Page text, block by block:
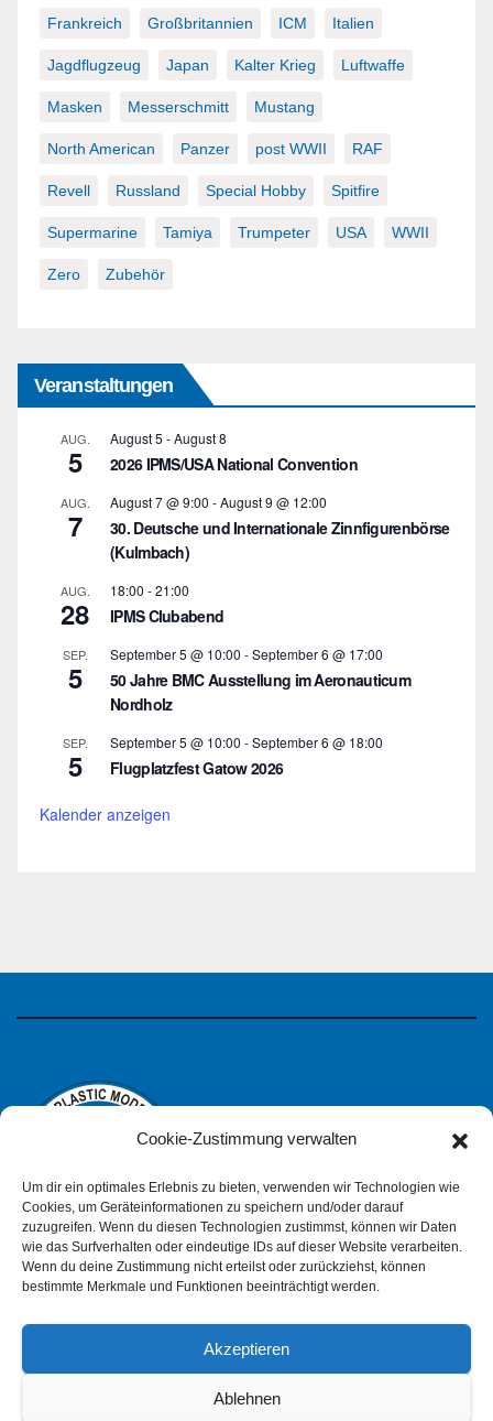
Cookie-Zustimmung verwalten
Um dir ein optimales Erlebnis zu bieten, verwenden wir Technologien wie
Cookies, um Geräteinformationen zu speichern und/oder darauf
zuzugreifen. Wenn du diesen Technologien zustimmst, können wir Daten
wie das Surfverhalten oder eindeutige IDs auf dieser Website verarbeiten.
Wenn du deine Zustimmung nicht erteilst oder zurückziehst, können
bestimmte Merkmale und Funktionen beeinträchtigt werden.
Akzeptieren
Ablehnen
Frankreich Großbritannien ICM Italien
Jagdflugzeug Japan Kalter Krieg Luftwaffe
Masken Messerschmitt Mustang
North American Panzer post WWII RAF
Revell Russland Special Hobby Spitfire
Supermarine Tamiya Trumpeter USA WWII
Zero Zubehör
Veranstaltungen
AUG.
5
August 5 -August 8
2026 IPMS/USA National Convention
AUG.
7
August 7 @ 9:00 -August 9 @ 12:00
30. Deutsche und Internationale Zinnfigurenbörse
(Kulmbach)
AUG.
28
18:00 -21:00
IPMS Clubabend
SEP.
5
September 5 @ 10:00 -September 6 @ 17:00
50 Jahre BMC Ausstellung im Aeronauticum
Nordholz
SEP.
5
September 5 @ 10:00 -September 6 @ 18:00
Flugplatzfest Gatow 2026
Kalender anzeigen
IPMS Deutschland
Datenschutzerklärung (pdf)